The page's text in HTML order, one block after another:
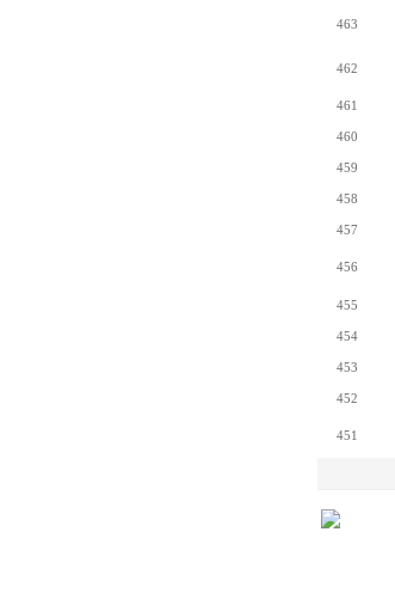
463
462
461
460
459
458
457
456
455
454
453
452
451